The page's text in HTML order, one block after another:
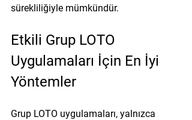
sürekliliğiyle mümkündür.
Etkili Grup LOTO
Uygulamaları İçin En İyi
Yöntemler
Grup LOTO uygulamaları, yalnızca